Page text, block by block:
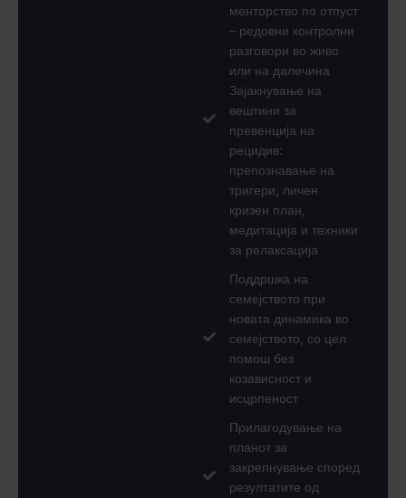
менторство по отпуст
– редовни контролни
разговори во живо
или на далечина
Зајакнување на
вештини за
превенција на
рецидив:
препознавање на
тригери, личен
кризен план,
медитација и техники
за релаксација
Поддршка на
семејството при
новата динамика во
семејството, со цел
помош без
козависност и
исцрпеност
Прилагодување на
планот за
закрепнување според
резултатите од